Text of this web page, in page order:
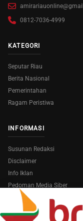
0812-7036-4999
KATEGORI
Seputar Riau
Berita Nasional
Pemerintahan
Ragam Peristiwa
INFORMASI
Susunan Redaksi
Disclaimer
Info Iklan
Pedoman Media Siber